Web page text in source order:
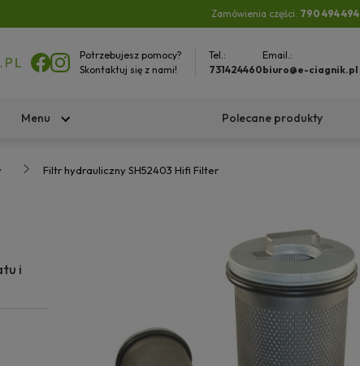
Zamówienia części: 790 494 494
Potrzebujesz pomocy?
Skontaktuj się z nami!
Tel.:
731424460
Email.:
biuro@e-ciagnik.pl
Menu Polecane produkty
Filtr hydrauliczny SH52403 Hifi Filter
i